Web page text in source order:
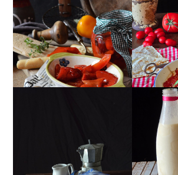
PEPERONI ALLA
PIEMONTESE
MUG CAKE AL
CIOCCOLATO